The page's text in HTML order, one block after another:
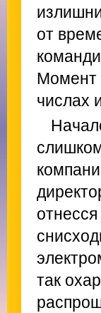
от
Момент
числах
так